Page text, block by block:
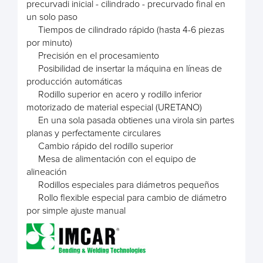
precurvadi inicial - cilindrado - precurvado final en
un solo paso
Tiempos de cilindrado rápido (hasta 4-6 piezas
por minuto)
Precisión en el procesamiento
Posibilidad de insertar la máquina en líneas de
producción automáticas
Rodillo superior en acero y rodillo inferior
motorizado de material especial (URETANO)
En una sola pasada obtienes una virola sin partes
planas y perfectamente circulares
Cambio rápido del rodillo superior
Mesa de alimentación con el equipo de
alineación
Rodillos especiales para diámetros pequeños
Rollo flexible especial para cambio de diámetro
por simple ajuste manual